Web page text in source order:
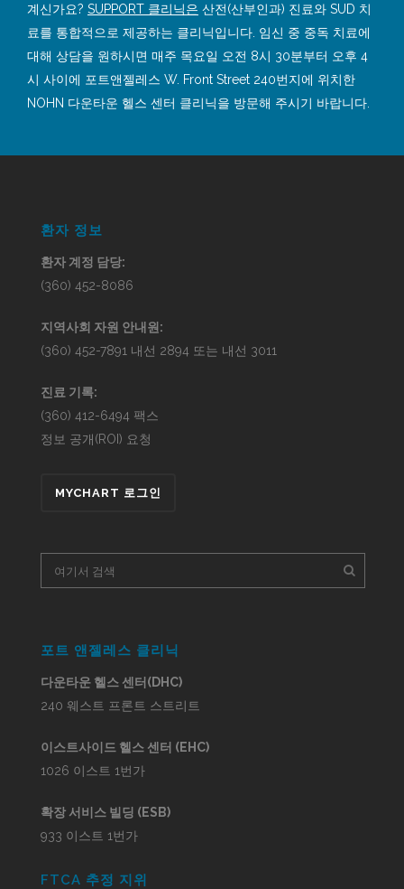
계신가요? SUPPORT 클리닉은 산전(산부인과) 진료와 SUD 치
료를 통합적으로 제공하는 클리닉입니다. 임신 중 중독 치료에
대해 상담을 원하시면 매주 목요일 오전 8시 30분부터 오후 4
시 사이에 포트앤젤레스 W. Front Street 240번지에 위치한
NOHN 다운타운 헬스 센터 클리닉을 방문해 주시기 바랍니다.
환자 정보
환자 계정 담당:
(360) 452-8086
지역사회 자원 안내원:
(360) 452-7891 내선 2894 또는 내선 3011
진료 기록:
(360) 412-6494 팩스
정보 공개(ROI) 요청
MYCHART 로그인
포트 앤젤레스 클리닉
다운타운 헬스 센터(DHC)
240 웨스트 프론트 스트리트
이스트사이드 헬스 센터 (EHC)
1026 이스트 1번가
확장 서비스 빌딩 (ESB)
933 이스트 1번가
FTCA 추정 지위